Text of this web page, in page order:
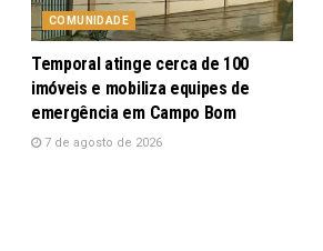
COMUNIDADE
Temporal atinge cerca de 100
imóveis e mobiliza equipes de
emergência em Campo Bom
7 de agosto de 2026